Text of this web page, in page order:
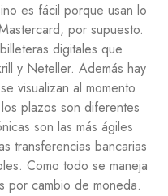
es fácil porque usan lo
por supuesto.
digitales que
y Neteller. Además hay
visualizan al momento
plazos son diferentes
son las más ágiles
transferencias bancarias
Como todo se maneja
por cambio de moneda.